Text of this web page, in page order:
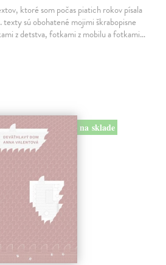
ktoré som počas piatich rokov písala
texty sú obohatené mojimi škrabopisne
z detstva, fotkami z mobilu a fotkami…
na sklade